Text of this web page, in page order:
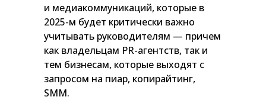
и медиакоммуникаций, которые в
2025-м будет критически важно
учитывать руководителям — причем
как владельцам PR-агентств, так и
тем бизнесам, которые выходят с
запросом на пиар, копирайтинг,
SMM.